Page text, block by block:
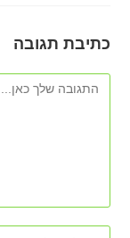
כתיבת תגובה